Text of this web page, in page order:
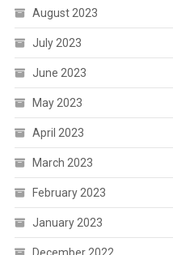
August 2023
July 2023
June 2023
May 2023
April 2023
March 2023
February 2023
January 2023
December 2022